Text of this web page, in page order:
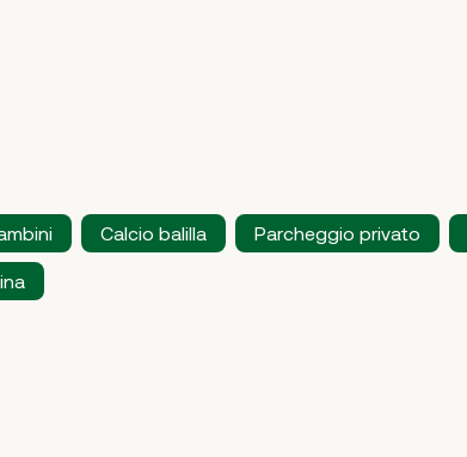
Calcio balilla Parcheggio privato